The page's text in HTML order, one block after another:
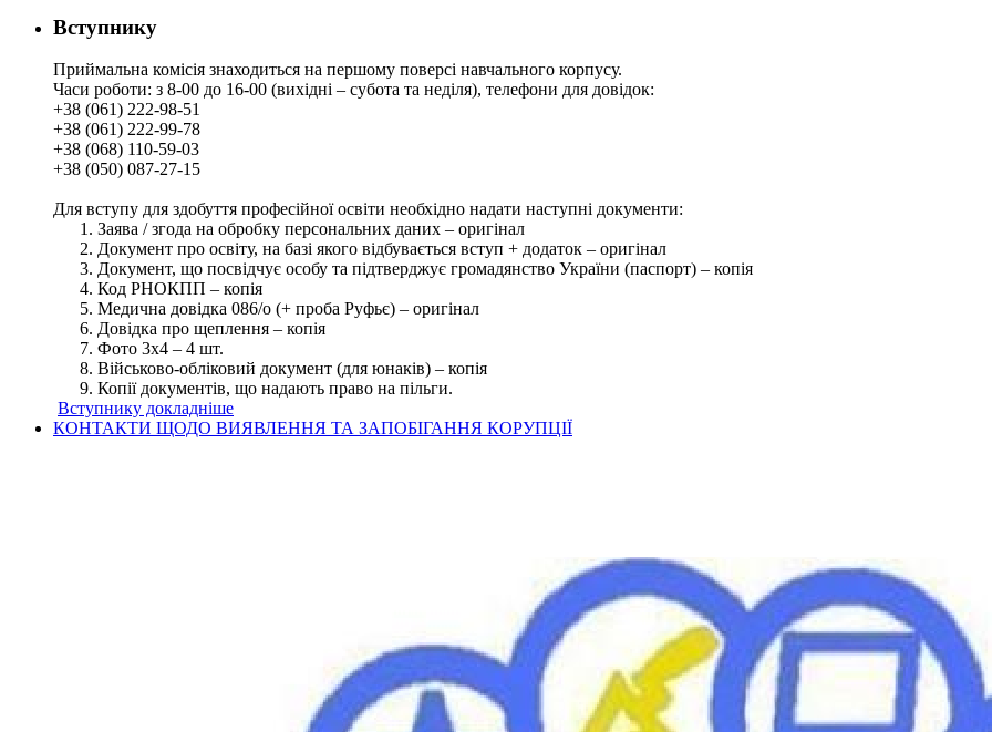
Вступнику
Приймальна комісія знаходиться на першому поверсі навчального корпусу.
Часи роботи: з 8-00 до 16-00 (вихідні – субота та неділя), телефони для довідок:
+38 (061) 222-98-51
+38 (061) 222-99-78
+38 (068) 110-59-03
+38 (050) 087-27-15
Для вступу для здобуття професійної освіти необхідно надати наступні документи:
Заява / згода на обробку персональних даних – оригінал
Документ про освіту, на базі якого відбувається вступ + додаток – оригінал
Документ, що посвідчує особу та підтверджує громадянство України (паспорт) – копія
Код РНОКПП – копія
Медична довідка 086/о (+ проба Руфьє) – оригінал
Довідка про щеплення – копія
Фото 3х4 – 4 шт.
Військово-обліковий документ (для юнаків) – копія
Копії документів, що надають право на пільги.
Вступнику докладніше
КОНТАКТИ ЩОДО ВИЯВЛЕННЯ ТА ЗАПОБІГАННЯ КОРУПЦІЇ